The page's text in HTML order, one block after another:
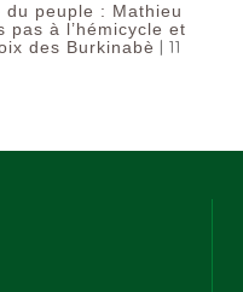
peuple : Mathieu
pas à l’hémicycle et
des Burkinabè | 11